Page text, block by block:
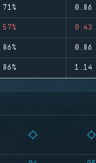
71% 0.86
57% 0.43
86% 0.86
86% 1.14